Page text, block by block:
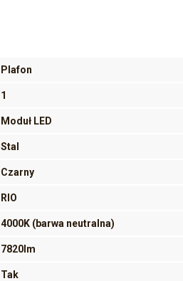
Plafon
1
Moduł LED
Stal
Czarny
RIO
4000K (barwa neutralna)
7820lm
Tak